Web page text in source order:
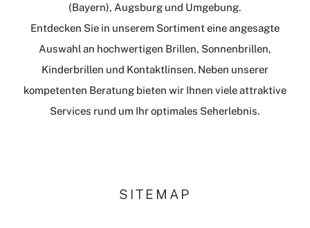
(Bayern), Augsburg und Umgebung.
Entdecken Sie in unserem Sortiment eine angesagte
Auswahl an hochwertigen Brillen, Sonnenbrillen,
Kinderbrillen und Kontaktlinsen. Neben unserer
kompetenten Beratung bieten wir Ihnen viele attraktive
Services rund um Ihr optimales Seherlebnis.
SITEMAP